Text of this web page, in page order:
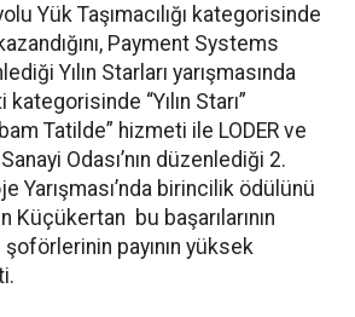
Yük Taşımacılığı kategorisinde
Payment Systems
Yılın Starları yarışmasında
“Yılın Starı”
Tatilde” hizmeti ile LODER ve
Odası’nın düzenlediği 2.
Yarışması’nda birincilik ödülünü
Küçükertan bu başarılarının
şoförlerinin payının yüksek